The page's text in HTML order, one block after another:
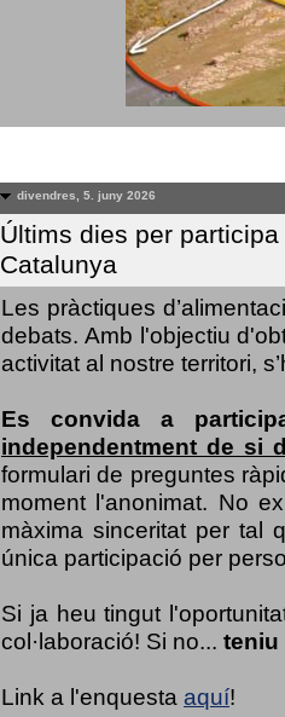
divendres, 5. juny 2026
Últims dies per
Catalunya
Les pràctiques
debats. Amb l'objectiu
activitat al nostre territori,
Es convida a
independentment de si
formulari de preguntes
moment l'anonimat. No
màxima sinceritat per tal
única participació per
Si ja heu tingut
col·laboració! Si no... teniu
Link a l'enquesta aquí!